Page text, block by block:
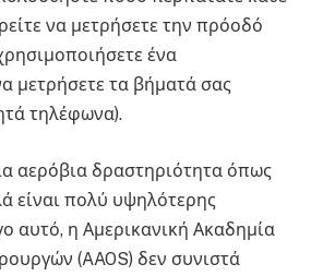
να μετρήσετε την πρόοδό
ένα
μετρήσετε τα βήματά σας
τηλέφωνα).
αερόβια δραστηριότητα όπως
είναι πολύ υψηλότερης
αυτό, η Αμερικανική Ακαδημία
(AAOS) δεν συνιστά